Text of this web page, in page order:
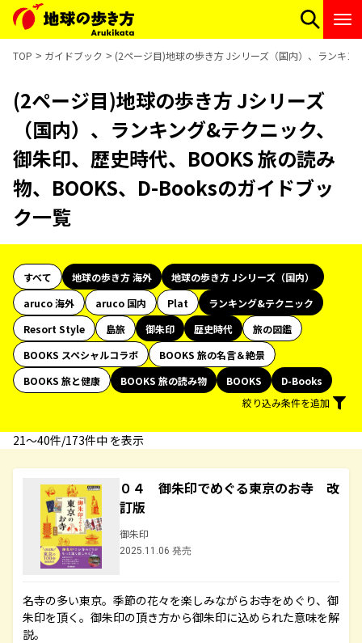
TOP ガイドブック (2ページ目)地球の歩き方 Jシリーズ（国内）、ランキ
(2ページ目)地球の歩き方 Jシリーズ
（国内）、ランキング&テクニック、
御朱印、歴史時代、BOOKS 旅の読み
物、BOOKS、D-Booksのガイドブッ
ク一覧
すべて 地球の歩き方 海外
地球の歩き方 Jシリーズ（国内）
aruco 海外
aruco 国内 Plat
ランキング&テクニック
Resort Style
島旅 御朱印 歴史時代
旅の図鑑
BOOKS スペシャルコラボ
BOOKS 旅の名言＆絶景
BOOKS 旅と健康
BOOKS 旅の読み物 BOOKS
D-Books
絞り込み条件を追加
21〜40件/173件中 を表示
０４ 御朱印でめぐる東京のお寺 改
訂版
御朱印
2025.11.06 発売
名寺の多い東京。季節の花々を楽しみながらお寺をめぐり、御
朱印を頂く。御朱印の頂き方から御朱印に込められた意味を解
説。